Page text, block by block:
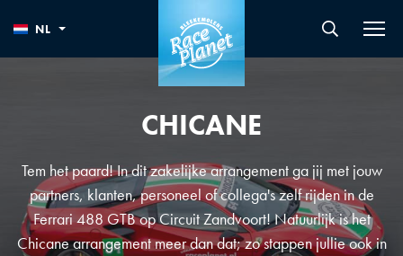
NL
CHICANE
Tem het paard! In dit zakelijke arrangement ga jij met jouw
partners, klanten, personeel of collega's zelf rijden in de
Ferrari 488 GTB op Circuit Zandvoort! Natuurlijk is het
Chicane arrangement meer dan dat; zo stappen jullie ook in